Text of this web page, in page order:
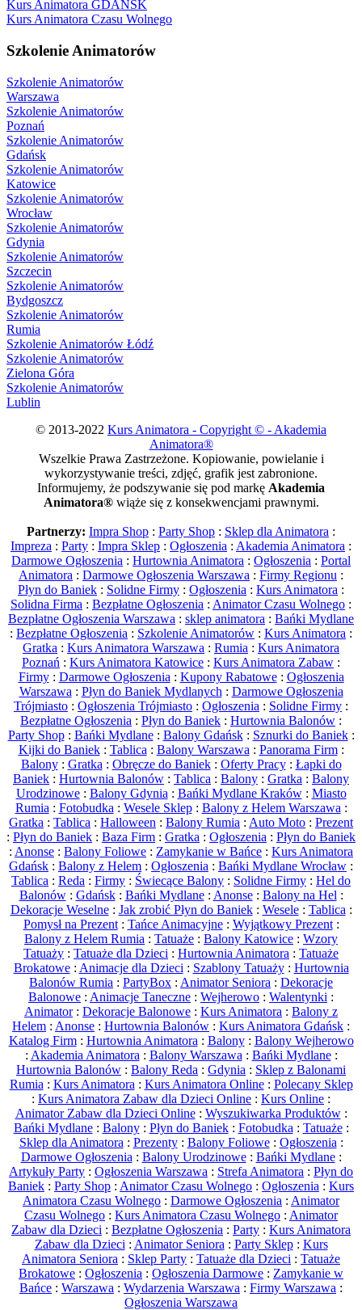
Kurs Animatora GDAŃSK
Kurs Animatora Czasu Wolnego
Szkolenie Animatorów
Szkolenie Animatorów
Warszawa
Szkolenie Animatorów
Poznań
Szkolenie Animatorów
Gdańsk
Szkolenie Animatorów
Katowice
Szkolenie Animatorów
Wrocław
Szkolenie Animatorów
Gdynia
Szkolenie Animatorów
Szczecin
Szkolenie Animatorów
Bydgoszcz
Szkolenie Animatorów
Rumia
Szkolenie Animatorów Łódź
Szkolenie Animatorów
Zielona Góra
Szkolenie Animatorów
Lublin
© 2013-2022 Kurs Animatora - Copyright © - Akademia
Animatora®
Wszelkie Prawa Zastrzeżone. Kopiowanie, powielanie i
wykorzystywanie treści, zdjęć, grafik jest zabronione.
Informujemy, że podszywanie się pod markę Akademia
Animatora®wiąże się z konsekwencjami prawnymi.
Partnerzy: Impra Shop : Party Shop : Sklep dla Animatora :
Impreza : Party : Impra Sklep : Ogłoszenia : Akademia Animatora :
Darmowe Ogłoszenia : Hurtownia Animatora : Ogłoszenia : Portal
Animatora : Darmowe Ogłoszenia Warszawa : Firmy Regionu :
Płyn do Baniek : Solidne Firmy : Ogłoszenia : Kurs Animatora :
Solidna Firma : Bezpłatne Ogłoszenia : Animator Czasu Wolnego :
Bezpłatne Ogłoszenia Warszawa : sklep animatora : Bańki Mydlane
: Bezpłatne Ogłoszenia : Szkolenie Animatorów : Kurs Animatora :
Gratka : Kurs Animatora Warszawa : Rumia : Kurs Animatora
Poznań : Kurs Animatora Katowice : Kurs Animatora Zabaw :
Firmy: Darmowe Ogłoszenia : Kupony Rabatowe: Ogłoszenia
Warszawa : Płyn do Baniek Mydlanych : Darmowe Ogłoszenia
Trójmiasto : Ogłoszenia Trójmiasto : Ogłoszenia : Solidne Firmy :
Bezpłatne Ogłoszenia : Płyn do Baniek : Hurtownia Balonów :
Party Shop: Bańki Mydlane: Balony Gdańsk: Sznurki do Baniek:
Kijki do Baniek: Tablica : Balony Warszawa : Panorama Firm:
Balony: Gratka : Obręcze do Baniek: Oferty Pracy: Łapki do
Baniek : Hurtownia Balonów : Tablica : Balony : Gratka : Balony
Urodzinowe: Balony Gdynia : Bańki Mydlane Kraków: Miasto
Rumia : Fotobudka : Wesele Sklep: Balony z Helem Warszawa :
Gratka : Tablica : Halloween : Balony Rumia : Auto Moto : Prezent
: Płyn do Baniek : Baza Firm : Gratka : Ogłoszenia : Płyn do Baniek
: Anonse : Balony Foliowe : Zamykanie w Bańce : Kurs Animatora
Gdańsk : Balony z Helem : Ogłoszenia : Bańki Mydlane Wrocław :
Tablica : Reda : Firmy : Świecące Balony : Solidne Firmy : Hel do
Balonów: Gdańsk: Bańki Mydlane: Anonse: Balony na Hel :
Dekoracje Weselne: Jak zrobić Płyn do Baniek: Wesele: Tablica :
Pomysł na Prezent: Tańce Animacyjne: Wyjątkowy Prezent:
Balony z Helem Rumia : Tatuaże : Balony Katowice : Wzory
Tatuaży : Tatuaże dla Dzieci : Hurtownia Animatora : Tatuaże
Brokatowe: Animacje dla Dzieci : Szablony Tatuaży: Hurtownia
Balonów Rumia : PartyBox : Animator Seniora : Dekoracje
Balonowe : Animacje Taneczne : Wejherowo : Walentynki :
Animator: Dekoracje Balonowe : Kurs Animatora : Balony z
Helem : Anonse : Hurtownia Balonów : Kurs Animatora Gdańsk :
Katalog Firm: Hurtownia Animatora : Balony: Balony Wejherowo
: Akademia Animatora : Balony Warszawa : Bańki Mydlane:
Hurtownia Balonów : Balony Reda : Gdynia : Sklep z Balonami
Rumia : Kurs Animatora : Kurs Animatora Online: Polecany Sklep
: Kurs Animatora Zabaw dla Dzieci Online : Kurs Online :
Animator Zabaw dla Dzieci Online: Wyszukiwarka Produktów:
Bańki Mydlane: Balony: Płyn do Baniek: Fotobudka : Tatuaże:
Sklep dla Animatora : Prezenty: Balony Foliowe: Ogłoszenia :
Darmowe Ogłoszenia : Balony Urodzinowe: Bańki Mydlane:
Artykuły Party : Ogłoszenia Warszawa : Strefa Animatora : Płyn do
Baniek : Party Shop : Animator Czasu Wolnego : Ogłoszenia : Kurs
Animatora Czasu Wolnego : Darmowe Ogłoszenia : Animator
Czasu Wolnego : Kurs Animatora Czasu Wolnego : Animator
Zabaw dla Dzieci : Bezpłatne Ogłoszenia : Party : Kurs Animatora
Zabaw dla Dzieci : Animator Seniora : Party Sklep: Kurs
Animatora Seniora : Sklep Party : Tatuaże dla Dzieci : Tatuaże
Brokatowe : Ogłoszenia : Ogłoszenia Darmowe : Zamykanie w
Bańce : Warszawa : Wydarzenia Warszawa : Firmy Warszawa :
Ogłoszenia Warszawa